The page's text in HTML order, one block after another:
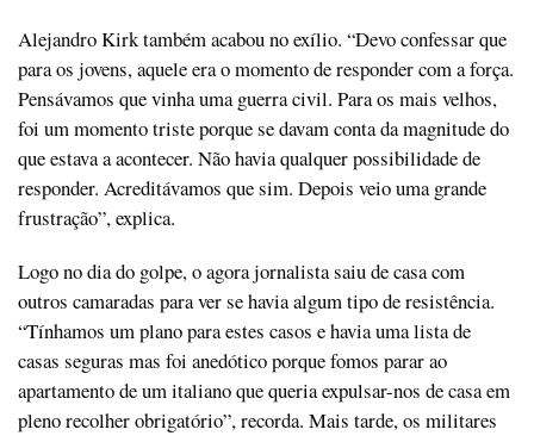
Alejandro Kirk também acabou no exílio. “Devo confessar que
para os jovens, aquele era o momento de responder com a força.
Pensávamos que vinha uma guerra civil. Para os mais velhos,
foi um momento triste porque se davam conta da magnitude do
que estava a acontecer. Não havia qualquer possibilidade de
responder. Acreditávamos que sim. Depois veio uma grande
frustração”, explica.
Logo no dia do golpe, o agora jornalista saiu de casa com
outros camaradas para ver se havia algum tipo de resistência.
“Tínhamos um plano para estes casos e havia uma lista de
casas seguras mas foi anedótico porque fomos parar ao
apartamento de um italiano que queria expulsar-nos de casa em
pleno recolher obrigatório”, recorda. Mais tarde, os militares